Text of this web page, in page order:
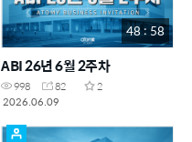
48 : 58
ABI 26년 6월 2주차
998 82
2
2026.06.09